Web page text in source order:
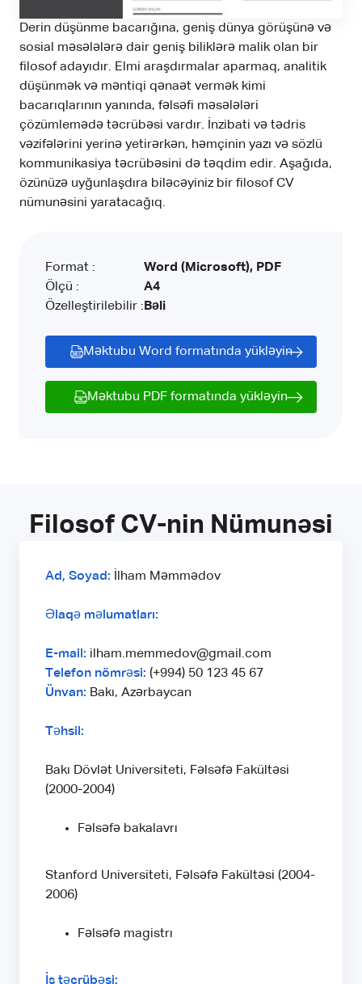
Derin düşünme bacarığına, geniş dünya görüşünə və
sosial məsələlərə dair geniş biliklərə malik olan bir
filosof adayıdır. Elmi araşdırmalar aparmaq, analitik
düşünmək və məntiqi qənaət vermək kimi
bacarıqlarının yanında, fəlsəfi məsələləri
çözümlemədə təcrübəsi vardır. İnzibati və tədris
vəzifələrini yerinə yetirərkən, həmçinin yazı və sözlü
kommunikasiya təcrübəsini də təqdim edir. Aşağıda,
özünüzə uyğunlaşdıra biləcəyiniz bir filosof CV
nümunəsini yaratacağıq.
Format :
Ölçü :
Özelleştirilebilir :
Word (Microsoft), PDF
A4
Bəli
Məktubu Word formatında yükləyin
Məktubu PDF formatında yükləyin
Filosof CV-nin Nümunəsi
Ad, Soyad: İlham Məmmədov
Əlaqə məlumatları:
E-mail: ilham.memmedov@gmail.com
Telefon nömrəsi: (+994) 50 123 45 67
Ünvan: Bakı, Azərbaycan
Təhsil:
Bakı Dövlət Universiteti, Fəlsəfə Fakültəsi
(2000-2004)
Fəlsəfə bakalavrı
Stanford Universiteti, Fəlsəfə Fakültəsi (2004-
2006)
Fəlsəfə magistrı
İş təcrübəsi: